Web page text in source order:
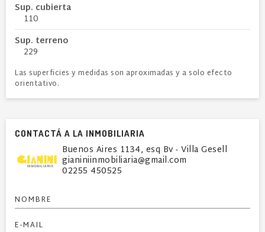
Sup. cubierta
110
Sup. terreno
229
Las superficies y medidas son aproximadas y a solo efecto
orientativo.
CONTACTÁ A LA INMOBILIARIA
Buenos Aires 1134, esq Bv - Villa Gesell
gianiniinmobiliaria@gmail.com
02255 450525